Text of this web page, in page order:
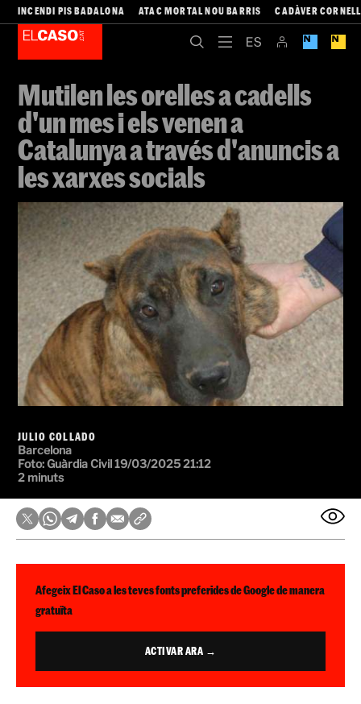
INCENDI PIS BADALONA ATAC MORTAL NOU BARRIS CADÀVER
Mutilen les orelles a cadells
d'un mes i els venen a
Catalunya a través d'anuncis a
les xarxes socials
JULIO COLLADO
Barcelona
Foto: Guàrdia Civil19/03/2025 21:12
2 minuts
Afegeix El Caso a les teves fonts preferides de Google de manera
gratuïta
ACTIVAR ARA →